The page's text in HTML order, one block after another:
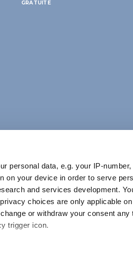
personal data, e.g. your IP-
on your device in order to serve
and services development.
choices are only applicable
or withdraw your consent
trigger icon.
GRATUITE